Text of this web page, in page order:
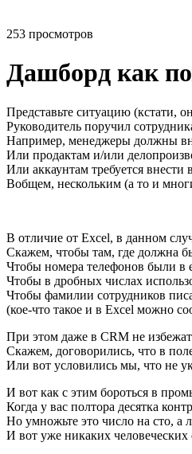
253 просмотров
Дашборд как
Представьте ситуацию (кстати,
Руководитель поручил
Например, менеджеры должны
Или продактам и/или
Или аккаунтам требуется
Вобщем, нескольким (а то и
В отличие от Excel, в данном
Скажем, чтобы там, где должна
Чтобы номера телефонов были в
Чтобы в дробных числах
Чтобы фамилии сотрудников
(кое-что такое и в Excel можно
При этом даже в CRM не
Скажем, договорились, что в
Или вот условились мы, что не
И вот как с этим бороться в
Когда у вас полтора десятка
Но умножьте это число на сто, а
И вот уже никаких